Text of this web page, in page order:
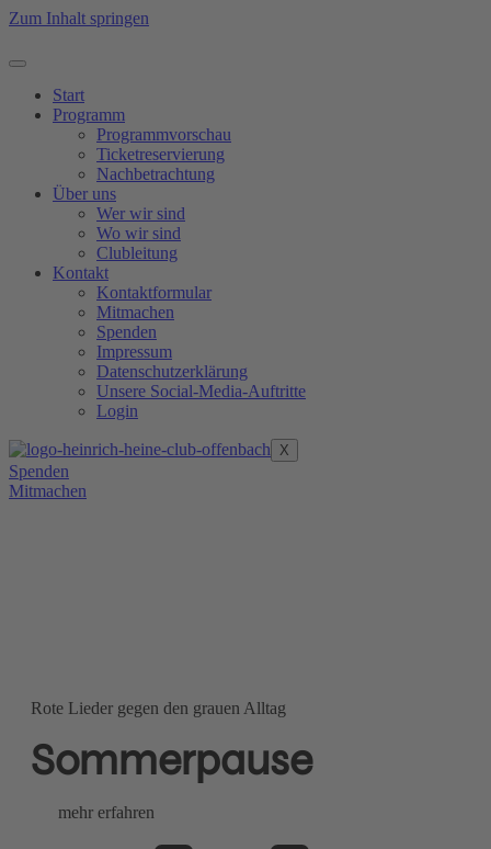
Zum Inhalt springen
Start
Programm
Programmvorschau
Ticketreservierung
Nachbetrachtung
Über uns
Wer wir sind
Wo wir sind
Clubleitung
Kontakt
Kontaktformular
Mitmachen
Spenden
Impressum
Datenschutzerklärung
Unsere Social-Media-Auftritte
Login
X
Spenden
Mitmachen
Rote Lieder gegen den grauen Alltag
Sommerpause
mehr erfahren